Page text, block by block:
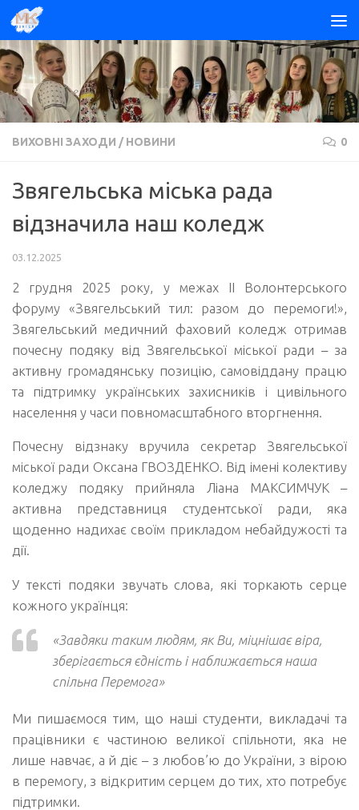
Skip to content
ВИХОВНІ ЗАХОДИ / НОВИНИ 0
Звягельська міська рада
відзначила наш коледж
03.12.2025
2 грудня 2025 року, у межах ІІ Волонтерського
форуму «Звягельський тил: разом до перемоги!»,
Звягельський медичний фаховий коледж отримав
почесну подяку від Звягельської міської ради – за
активну громадянську позицію, самовіддану працю
та підтримку українських захисників і цивільного
населення у часи повномасштабного вторгнення.
Почесну відзнаку вручила секретар Звягельської
міської ради Оксана ГВОЗДЕНКО. Від імені колективу
коледжу подяку прийняла Ліана МАКСИМЧУК –
активна представниця студентської ради, яка
щоденно надихає своїм прикладом небайдужості та
дії.
У тексті подяки звучать слова, які торкають серце
кожного українця:
«Завдяки таким людям, як Ви, міцнішає віра,
зберігається єдність і наближається наша
спільна Перемога»
Ми пишаємося тим, що наші студенти, викладачі та
працівники є частиною великої спільноти, яка не
лише навчає, а й діє – з любов’ю до України, з вірою
в перемогу, з відкритим серцем до тих, хто потребує
підтримки.